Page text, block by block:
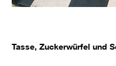
Tasse, Zuckerwürfel und